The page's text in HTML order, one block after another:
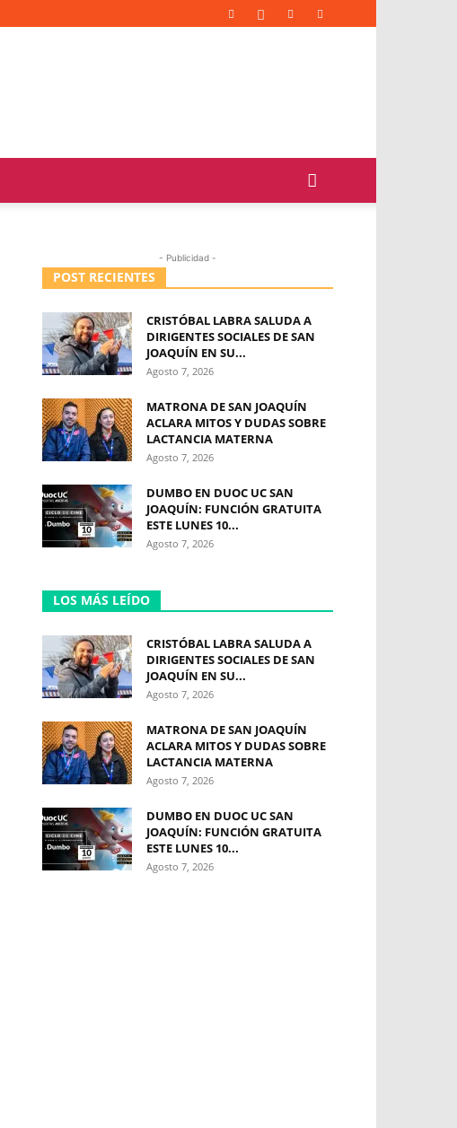
- Publicidad -
POST RECIENTES
CRISTÓBAL LABRA SALUDA A
DIRIGENTES SOCIALES DE SAN
JOAQUÍN EN SU...
Agosto 7, 2026
MATRONA DE SAN JOAQUÍN
ACLARA MITOS Y DUDAS SOBRE
LACTANCIA MATERNA
Agosto 7, 2026
DUMBO EN DUOC UC SAN
JOAQUÍN: FUNCIÓN GRATUITA
ESTE LUNES 10...
Agosto 7, 2026
LOS MÁS LEÍDO
CRISTÓBAL LABRA SALUDA A
DIRIGENTES SOCIALES DE SAN
JOAQUÍN EN SU...
Agosto 7, 2026
MATRONA DE SAN JOAQUÍN
ACLARA MITOS Y DUDAS SOBRE
LACTANCIA MATERNA
Agosto 7, 2026
DUMBO EN DUOC UC SAN
JOAQUÍN: FUNCIÓN GRATUITA
ESTE LUNES 10...
Agosto 7, 2026